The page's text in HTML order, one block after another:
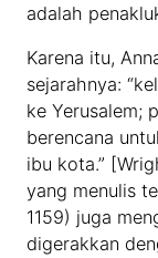
adalah
Karena itu,
sejarahnya:
ke Yerusalem;
berencana
ibu kota.”
yang menulis
1159) juga
digerakkan